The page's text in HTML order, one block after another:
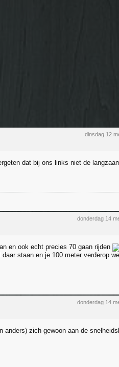
dinsdag 12
dat bij ons links niet de
donderdag 14
en ook echt precies 70 gaan rijden
staan en je 100 meter verderop
donderdag 14
anders) zich gewoon aan de